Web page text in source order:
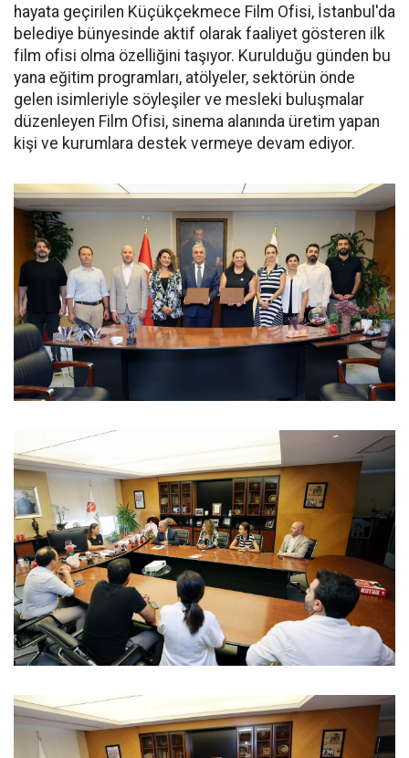
hayata geçirilen Küçükçekmece Film Ofisi, İstanbul'da
belediye bünyesinde aktif olarak faaliyet gösteren ilk
film ofisi olma özelliğini taşıyor. Kurulduğu günden bu
yana eğitim programları, atölyeler, sektörün önde
gelen isimleriyle söyleşiler ve mesleki buluşmalar
düzenleyen Film Ofisi, sinema alanında üretim yapan
kişi ve kurumlara destek vermeye devam ediyor.